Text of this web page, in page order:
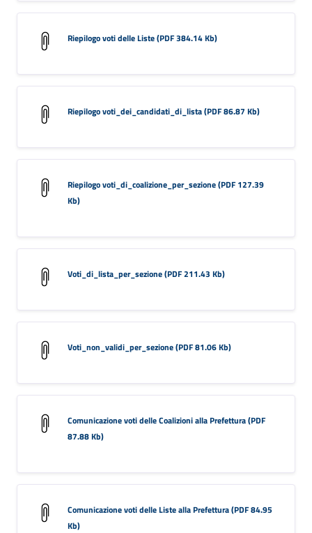
Riepilogo voti delle Liste (PDF 384.14 Kb)
Riepilogo voti_dei_candidati_di_lista (PDF 86.87 Kb)
Riepilogo voti_di_coalizione_per_sezione (PDF 127.39
Kb)
Voti_di_lista_per_sezione (PDF 211.43 Kb)
Voti_non_validi_per_sezione (PDF 81.06 Kb)
Comunicazione voti delle Coalizioni alla Prefettura (PDF
87.88 Kb)
Comunicazione voti delle Liste alla Prefettura (PDF 84.95
Kb)